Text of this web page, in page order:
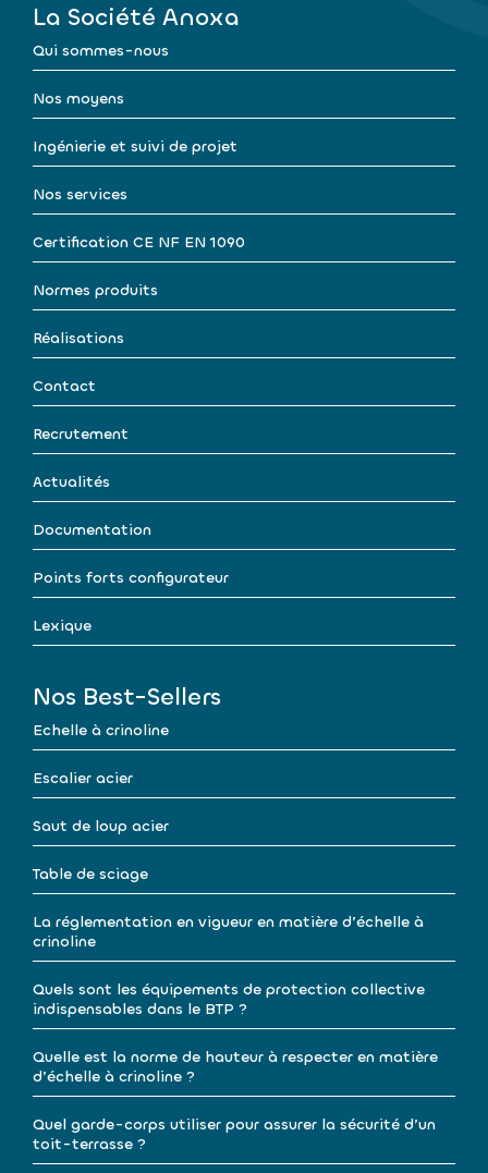
La Société Anoxa
Qui sommes-nous
Nos moyens
Ingénierie et suivi de projet
Nos services
Certification CE NF EN 1090
Normes produits
Réalisations
Contact
Recrutement
Actualités
Documentation
Points forts configurateur
Lexique
Nos Best-Sellers
Echelle à crinoline
Escalier acier
Saut de loup acier
Table de sciage
La réglementation en vigueur en matière d’échelle à
crinoline
Quels sont les équipements de protection collective
indispensables dans le BTP ?
Quelle est la norme de hauteur à respecter en matière
d’échelle à crinoline ?
Quel garde-corps utiliser pour assurer la sécurité d’un
toit-terrasse ?